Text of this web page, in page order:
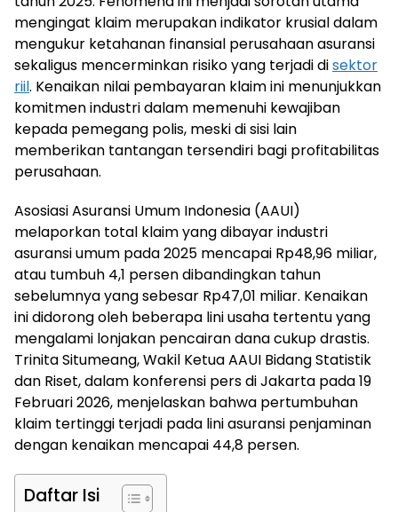
mengingat klaim merupakan indikator krusial dalam
mengukur ketahanan finansial perusahaan asuransi
sekaligus mencerminkan risiko yang terjadi disektor
riil. Kenaikan nilai pembayaran klaim ini menunjukkan
komitmen industri dalam memenuhi kewajiban
kepada pemegang polis, meski di sisi lain
memberikan tantangan tersendiri bagi profitabilitas
perusahaan.
Asosiasi Asuransi Umum Indonesia (AAUI)
melaporkan total klaim yang dibayar industri
asuransi umum pada 2025 mencapai Rp48,96 miliar,
atau tumbuh 4,1 persen dibandingkan tahun
sebelumnya yang sebesar Rp47,01 miliar. Kenaikan
ini didorong oleh beberapa lini usaha tertentu yang
mengalami lonjakan pencairan dana cukup drastis.
Trinita Situmeang, Wakil Ketua AAUI Bidang Statistik
dan Riset, dalam konferensi pers di Jakarta pada 19
Februari 2026, menjelaskan bahwa pertumbuhan
klaim tertinggi terjadi pada lini asuransi penjaminan
dengan kenaikan mencapai 44,8 persen.
Daftar Isi